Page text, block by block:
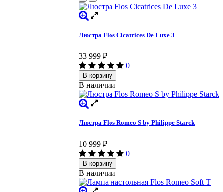
Люстра Flos Cicatrices De Luxe 3
33 999 ₽
0
В корзину
В наличии
Люстра Flos Romeo S by Philippe Starck
10 999 ₽
0
В корзину
В наличии